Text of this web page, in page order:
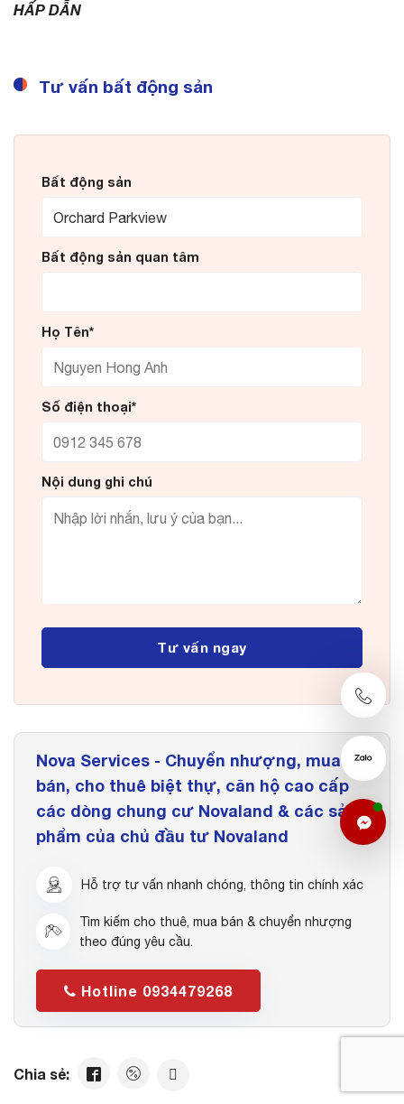
HẤP DẪN
Tư vấn bất động sản
Bất động sản
Bất động sản quan tâm
Họ Tên*
Số điện thoại*
Nội dung ghi chú
Nova Services - Chuyển nhượng, mua
bán, cho thuê biệt thự, căn hộ cao cấp
các dòng chung cư Novaland & các sản
phẩm của chủ đầu tư Novaland
Hỗ trợ tư vấn nhanh chóng, thông tin chính xác
Tìm kiếm cho thuê, mua bán & chuyển nhượng
theo đúng yêu cầu.
Hotline 0934479268